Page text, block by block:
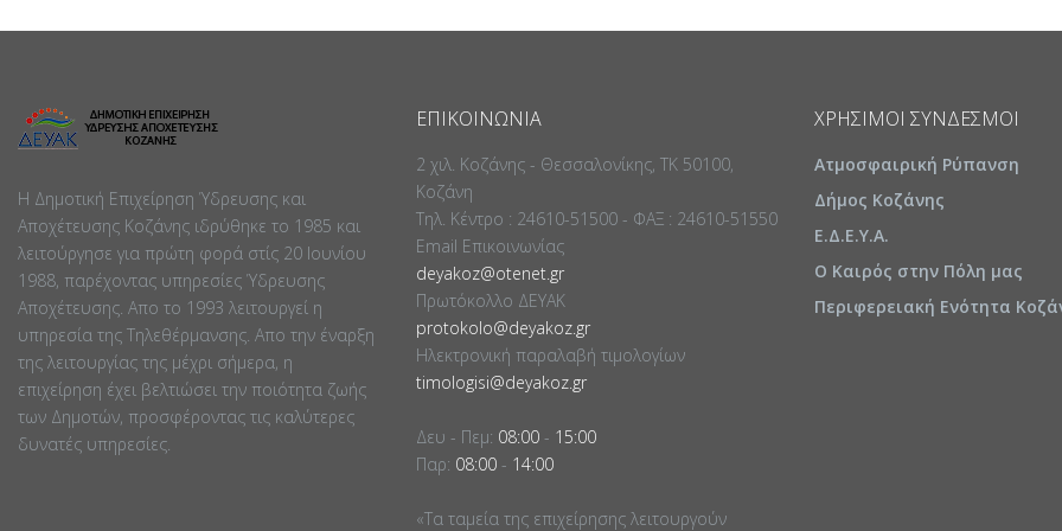
Η Δημοτική Επιχείρηση Ύδρευσης και
Αποχέτευσης Κοζάνης ιδρύθηκε το 1985 και
λειτούργησε για πρώτη φορά στίς 20 Ιουνίου
1988, παρέχοντας υπηρεσίες Ύδρευσης
Αποχέτευσης. Απο το 1993 λειτουργεί η
υπηρεσία της Τηλεθέρμανσης. Απο την έναρξη
της λειτουργίας της μέχρι σήμερα, η
επιχείρηση έχει βελτιώσει την ποιότητα ζωής
των Δημοτών, προσφέροντας τις καλύτερες
δυνατές υπηρεσίες.
ΕΠΙΚΟΙΝΩΝΊΑ
2 χιλ. Κοζάνης - Θεσσαλονίκης, ΤΚ 50100,
Κοζάνη
Τηλ. Κέντρο : 24610-51500 - ΦΑΞ : 24610-51550
Email Επικοινωνίας
deyakoz@otenet.gr
Πρωτόκολλο ΔΕΥΑΚ
protokolo@deyakoz.gr
Ηλεκτρονική παραλαβή τιμολογίων
timologisi@deyakoz.gr
Δευ - Πεμ: 08:00 - 15:00
Παρ: 08:00 - 14:00
«Τα ταμεία της επιχείρησης λειτουργούν
ΧΡΉΣΙΜΟΙ ΣΎΝΔΕΣΜΟΙ
Ατμοσφαιρική Ρύπανση
Δήμος Κοζάνης
Ε.Δ.Ε.Υ.Α.
Ο Καιρός στην Πόλη μας
Περιφερειακή Ενότητα